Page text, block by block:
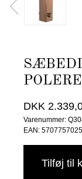
DKK
Varenummer:
EAN:
Tilføj til